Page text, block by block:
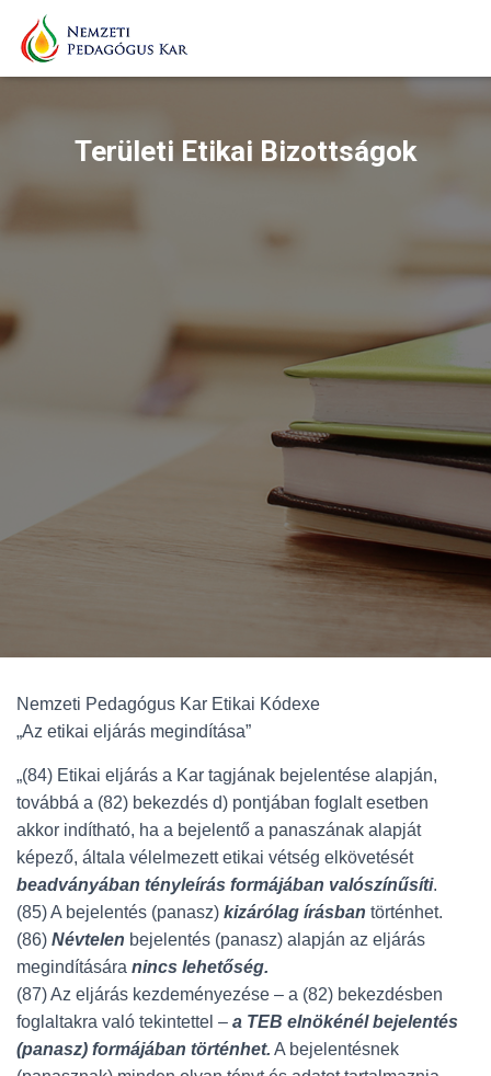
Területi Etikai Bizottságok
Nemzeti Pedagógus Kar Etikai Kódexe
„Az etikai eljárás megindítása”
„(84) Etikai eljárás a Kar tagjának bejelentése alapján,
továbbá a (82) bekezdés d) pontjában foglalt esetben
akkor indítható, ha a bejelentő a panaszának alapját
képező, általa vélelmezett etikai vétség elkövetését
beadványában tényleírás formájában valószínűsíti.
(85) A bejelentés (panasz) kizárólag írásban történhet.
(86) Névtelen bejelentés (panasz) alapján az eljárás
megindítására nincs lehetőség.
(87) Az eljárás kezdeményezése – a (82) bekezdésben
foglaltakra való tekintettel – a TEB elnökénél bejelentés
(panasz) formájában történhet. A bejelentésnek